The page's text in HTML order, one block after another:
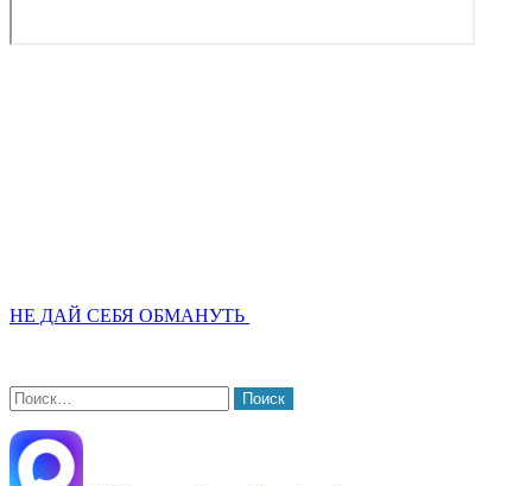
НЕ ДАЙ СЕБЯ ОБМАНУТЬ
Найти: